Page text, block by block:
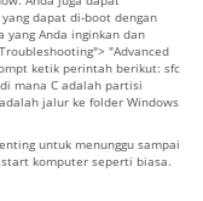
dapat di-boot dengan
Anda inginkan dan
"Advanced
ketik perintah berikut: sfc
mana C adalah partisi
jalur ke folder Windows
untuk menunggu sampai
komputer seperti biasa.